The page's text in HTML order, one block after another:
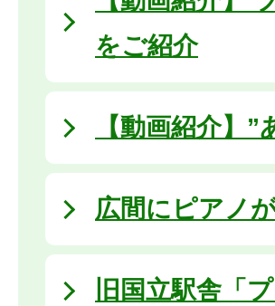
をご紹介
【動画紹介】
広間にピアノ
旧国立駅舎「